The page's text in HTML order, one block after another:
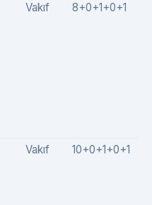
Vakıf 8+0+1+0+1
Vakıf 10+0+1+0+1